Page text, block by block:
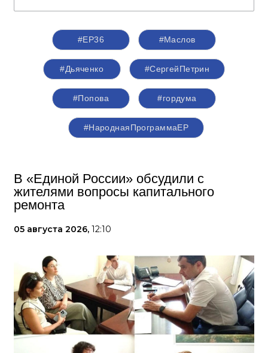
#ЕР36 #Маслов
#Дьяченко #СергейПетрин
#Попова #гордума
#НароднаяПрограммаЕР
В «Единой России» обсудили с
жителями вопросы капитального
ремонта
05 августа 2026, 12:10